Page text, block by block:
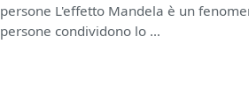
persone L'effetto Mandela è un
persone condividono lo …